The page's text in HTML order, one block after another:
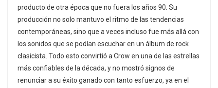
producto de otra época que no fuera los años 90. Su
producción no solo mantuvo el ritmo de las tendencias
contemporáneas, sino que a veces incluso fue más allá con
los sonidos que se podían escuchar en un álbum de rock
clasicista. Todo esto convirtió a Crow en una de las estrellas
más confiables de la década, y no mostró signos de
renunciar a su éxito ganado con tanto esfuerzo, ya en el